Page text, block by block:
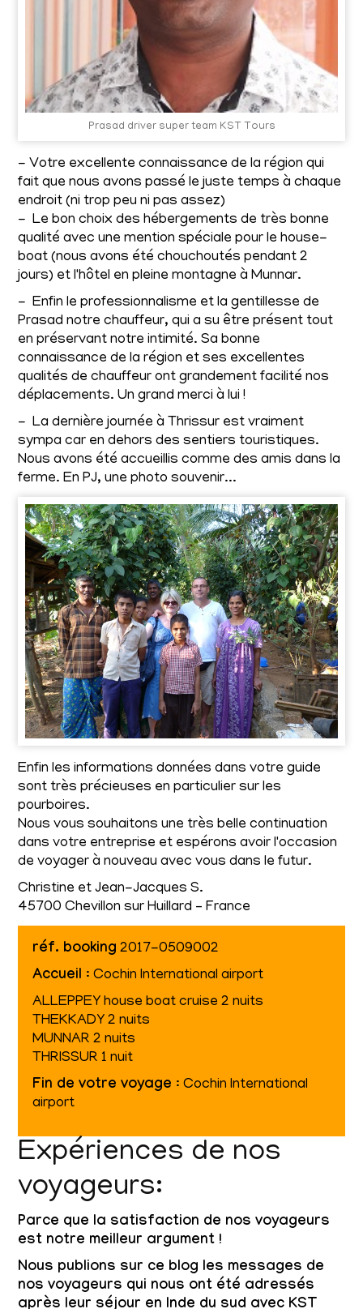
Prasad driver super team KST Tours
- Votre excellente connaissance de la région qui
fait que nous avons passé le juste temps à chaque
endroit (ni trop peu ni pas assez)
- Le bon choix des hébergements de très bonne
qualité avec une mention spéciale pour le house-
boat (nous avons été chouchoutés pendant 2
jours) et l'hôtel en pleine montagne à Munnar.
- Enfin le professionnalisme et la gentillesse de
Prasad notre chauffeur, qui a su être présent tout
en préservant notre intimité. Sa bonne
connaissance de la région et ses excellentes
qualités de chauffeur ont grandement facilité nos
déplacements. Un grand merci à lui !
- La dernière journée à Thrissur est vraiment
sympa car en dehors des sentiers touristiques.
Nous avons été accueillis comme des amis dans la
ferme. En PJ, une photo souvenir...
Enfin les informations données dans votre guide
sont très précieuses en particulier sur les
pourboires.
Nous vous souhaitons une très belle continuation
dans votre entreprise et espérons avoir l'occasion
de voyager à nouveau avec vous dans le futur.
Christine et Jean-Jacques S.
45700 Chevillon sur Huillard – France
réf. booking 2017-0509002
Accueil : Cochin International airport
ALLEPPEY house boat cruise 2 nuits
THEKKADY 2 nuits
MUNNAR 2 nuits
THRISSUR 1 nuit
Fin de votre voyage : Cochin International
airport
Expériences de nos
voyageurs:
Parce que la satisfaction de nos voyageurs
est notre meilleur argument !
Nous publions sur ce blog les messages de
nos voyageurs qui nous ont été adressés
après leur séjour en Inde du sud avec KST